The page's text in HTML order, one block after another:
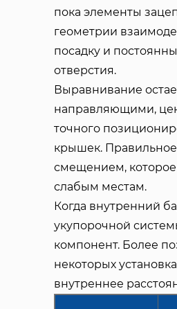
пока элементы
геометрии
посадку и
отверстия.
Выравнивание
направляющими,
точного
крышек.
смещением,
слабым местам.
Когда внутренний
укупорочной
компонент. Более
некоторых
внутреннее